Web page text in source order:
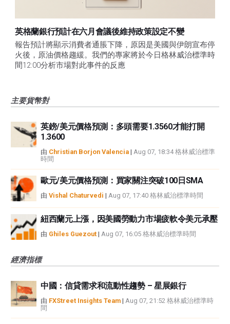
英格蘭銀行預計在六月會議後維持政策設定不變
報告預計將顯示消費者通脹下降，原因是美國與伊朗宣布停
火後，原油價格趨緩。我們的專家將於今日格林威治標準時
間12:00分析市場對此事件的反應
主要貨幣對
英鎊/美元價格預測：多頭需要1.3560才能打開
1.3600
由 Christian Borjon Valencia | Aug 07, 18:34 格林威治標準
時間
歐元/美元價格預測：買家關注突破100日SMA
由 Vishal Chaturvedi | Aug 07, 17:40 格林威治標準時間
紐西蘭元上漲，因美國勞動力市場疲軟令美元承壓
由 Ghiles Guezout | Aug 07, 16:05 格林威治標準時間
經濟指標
中國：信貸需求和流動性趨勢 – 星展銀行
由 FXStreet Insights Team | Aug 07, 21:52 格林威治標準時
間